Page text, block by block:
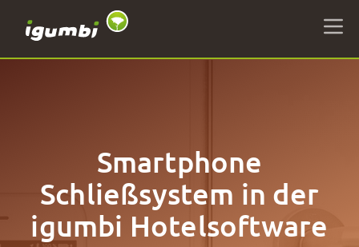
Smartphone
Schließsystem in der
igumbi Hotelsoftware